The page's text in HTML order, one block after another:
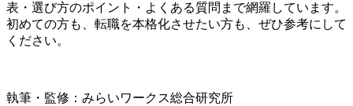
表・選び方のポイント・よくある質問まで網羅しています。
初めての方も、転職を本格化させたい方も、ぜひ参考にして
ください。
執筆・監修：みらいワークス総合研究所